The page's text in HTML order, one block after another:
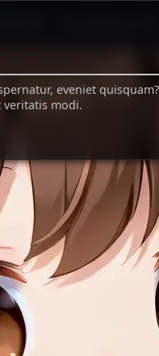
Impressum
eveniet
veritatis modi.